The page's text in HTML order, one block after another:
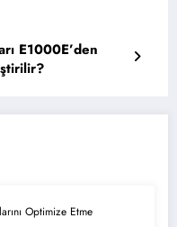
E1000E’den